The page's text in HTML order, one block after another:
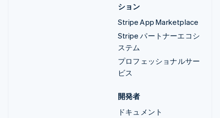
ション
Stripe App Marketplace
Stripe パートナーエコシ
ステム
プロフェッショナルサー
ビス
開発者
ドキュメント